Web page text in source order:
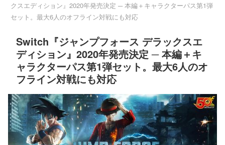
クスエディション』2020年発売決定 ─ 本編＋キャラクターパス第1弾
セット。最大6人のオフライン対戦にも対応
Switch『ジャンプフォース デラックスエ
ディション』2020年発売決定 ─ 本編＋キ
ャラクターパス第1弾セット。最大6人のオ
フライン対戦にも対応